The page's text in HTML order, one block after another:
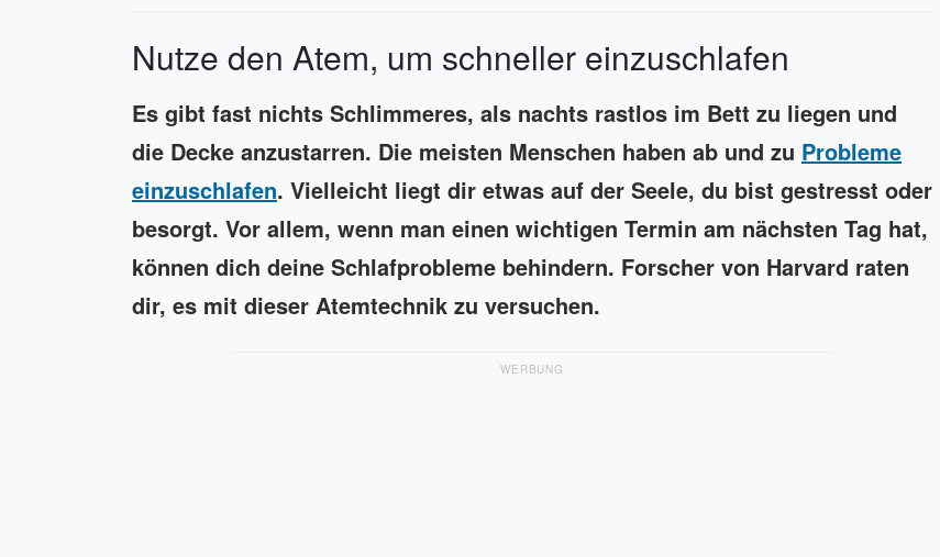
Nutze den Atem, um schneller einzuschlafen
Es gibt fast nichts Schlimmeres, als nachts rastlos im Bett zu liegen und
die Decke anzustarren. Die meisten Menschen haben ab und zu Probleme
einzuschlafen. Vielleicht liegt dir etwas auf der Seele, du bist gestresst oder
besorgt. Vor allem, wenn man einen wichtigen Termin am nächsten Tag hat,
können dich deine Schlafprobleme behindern. Forscher von Harvard raten
dir, es mit dieser Atemtechnik zu versuchen.
WERBUNG